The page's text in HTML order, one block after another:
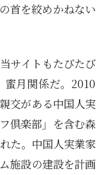
首を絞めかねない
サイトもたびたび
月関係だ。2010
交がある中国人実
倶楽部」を含む森
た。中国人実業家
施設の建設を計画